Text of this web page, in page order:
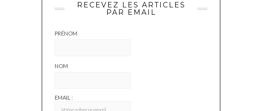
RECEVEZ LES ARTICLES
PAR EMAIL
PRÉNOM
NOM
EMAIL :